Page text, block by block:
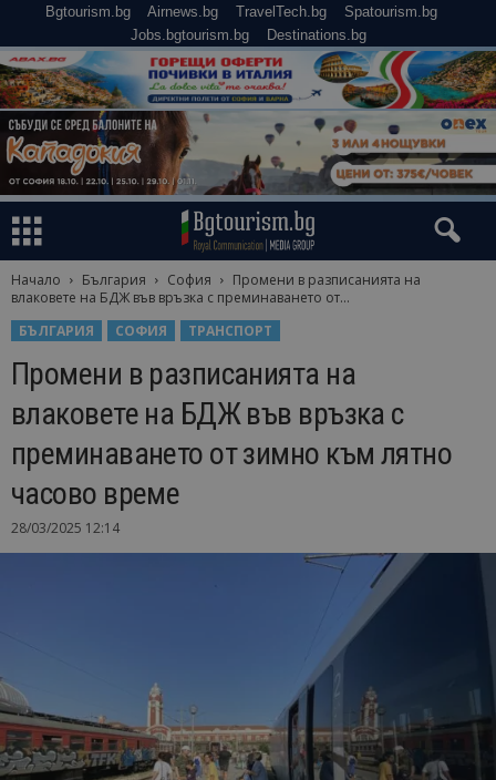
Bgtourism.bg Airnews.bg TravelTech.bg
Spatourism.bg
Jobs.bgtourism.bg
Destinations.bg
Начало България София
Промени в разписанията на
влаковете на БДЖ във връзка с преминаването от...
БЪЛГАРИЯ
СОФИЯ ТРАНСПОРТ
Промени в разписанията на
влаковете на БДЖ във връзка с
преминаването от зимно към лятно
часово време
28/03/2025 12:14